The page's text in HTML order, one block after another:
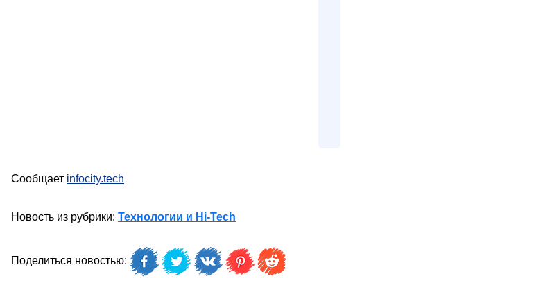
Сообщает infocity.tech
Новость из рубрики: Технологии и Hi-Tech
Поделиться новостью: